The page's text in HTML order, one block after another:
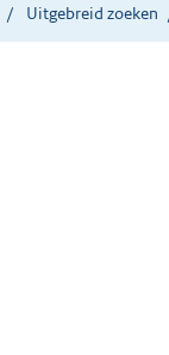
Uitgebreid zoeken